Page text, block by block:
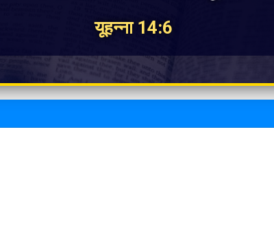
यूहन्ना 14:6